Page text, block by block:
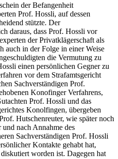
der Befangenheit
Prof. Hossli, auf dessen
stützte. Der
daraus, dass Prof. Hossli vor
der Privatklägerschaft als
auch in der Folge in einer Weise
die Vermutung zu
einen persönlichen Gegner zu
vor dem Strafamtsgericht
Sachverständigen Prof.
Konofinger Verfahrens,
Prof. Hossli und das
Konolfingen, übergeben
Hutschenreuter, wie später noch
nach Annahme des
Sachverständigen Prof. Hossli
Kontakte gehabt hat,
worden ist. Dagegen hat